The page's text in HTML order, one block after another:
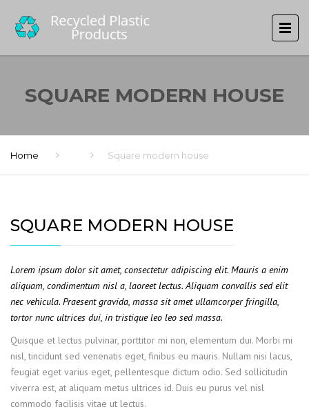
SQUARE MODERN HOUSE
Home Square modern house
SQUARE MODERN HOUSE
Lorem ipsum dolor sit amet, consectetur adipiscing elit. Mauris a enim
aliquam, condimentum nisl a, laoreet lectus. Aliquam convallis sed elit
nec vehicula. Praesent gravida, massa sit amet ullamcorper fringilla,
tortor nunc ultrices dui, in tristique leo leo sed massa.
Quisque et lectus pulvinar, porttitor mi non, elementum dui. Morbi mi
nisl, tincidunt sed venenatis eget, finibus eu mauris. Nullam nisi lacus,
feugiat eget varius eget, pellentesque dictum odio. Sed sollicitudin
viverra est, at aliquam metus ultrices id. Duis eu purus vel nisl
commodo facilisis vitae ut lectus.